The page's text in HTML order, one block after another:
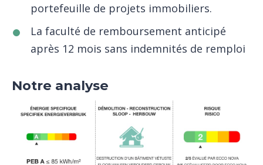
portefeuille de projets immobiliers.
La faculté de remboursement anticipé
après 12 mois sans indemnités de remploi
Notre analyse